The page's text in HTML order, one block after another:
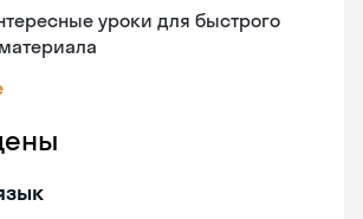
уроки для быстрого